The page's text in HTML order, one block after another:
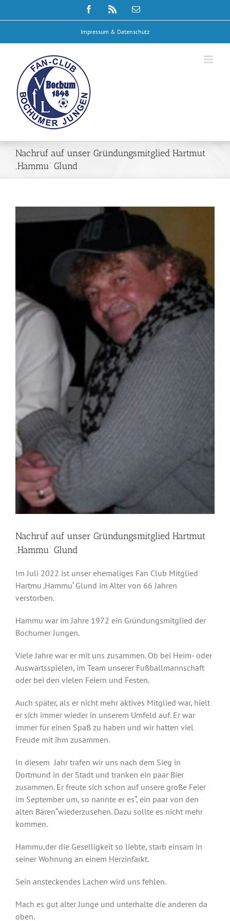
Inhalt
Facebook
E-
Impressum & Datenschutz
Nachruf auf unser Gründungsmitglied Hartmut
‚Hammu‘ Glund
Nachruf auf unser Gründungsmitglied Hartmut
‚Hammu‘ Glund
Im Juli 2022 ist unser ehemaliges Fan Club Mitglied
Hartmu ‚Hammu‘ Glund im Alter von 66 Jahren
verstorben.
Hammu war im Jahre 1972 ein Gründungsmitglied der
Bochumer Jungen.
Viele Jahre war er mit uns zusammen. Ob bei Heim- oder
Auswärtsspielen, im Team unserer Fußballmannschaft
oder bei den vielen Feiern und Festen.
Auch später, als er nicht mehr aktives Mitglied war, hielt
er sich immer wieder in unserem Umfeld auf. Er war
immer für einen Spaß zu haben und wir hatten viel
Freude mit ihm zusammen.
In diesem Jahr trafen wir uns nach dem Sieg in
Dortmund in der Stadt und tranken ein paar Bier
zusammen. Er freute sich schon auf unsere große Feier
im September um, so nannte er es“, ein paar von den
alten Bären“wiederzusehen. Dazu sollte es nicht mehr
kommen.
Hammu,der die Geselligkeit so liebte, starb einsam in
seiner Wohnung an einem Herzinfarkt.
Sein ansteckendes Lachen wird uns fehlen.
Mach es gut alter Junge und unterhalte die anderen da
oben.